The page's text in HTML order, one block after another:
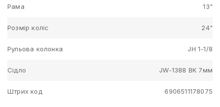
Рама 13"
Розмір коліс 24"
Рульова колонка JH 1-1/8
Сідло JW-1388 BK 7мм
Штрих код 6906511178075